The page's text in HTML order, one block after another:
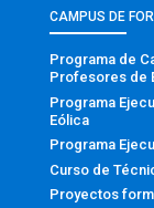
CAMPUS DE
Programa de
Profesores de
Programa
Eólica
Programa
Curso de
Proyectos